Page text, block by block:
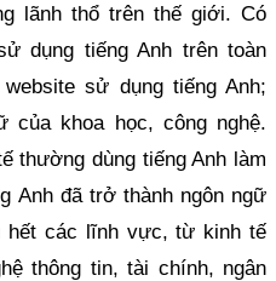
lãnh thổ trên thế giới. Có
dụng tiếng Anh trên toàn
sử dụng tiếng Anh;
của khoa học, công nghệ.
thường dùng tiếng Anh làm
Anh đã trở thành ngôn ngữ
hết các lĩnh vực, từ kinh tế
thông tin, tài chính, ngân